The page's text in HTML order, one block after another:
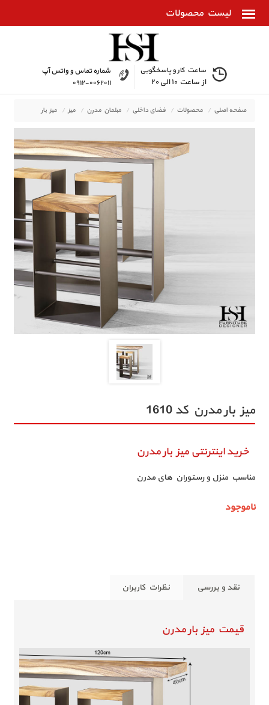
ساعت کار و پاسخگویی
از ساعت ۱۰ الی ۲۰
شماره تماس و واتس آپ
۰۹۱۲-۰۰۶۲۰۱۱
صفحه اصلی محصولات فضای داخلی مبلمان مدرن میز میز بار
میز بار مدرن کد 1610
خرید اینترنتی میز بار مدرن
مناسب منزل و رستوران های مدرن
ناموجود
نقد و بررسی نظرات کاربران
قیمت میز بار مدرن